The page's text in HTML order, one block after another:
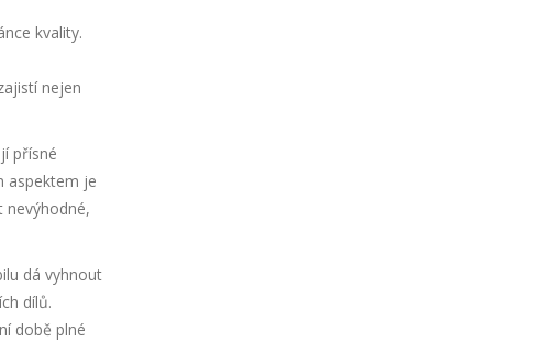
kvality.
nejen
přísné
aspektem je
nevýhodné,
dá vyhnout
dílů.
době plné